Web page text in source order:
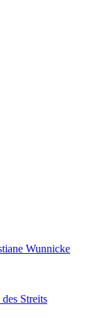
Wunnicke
Streits